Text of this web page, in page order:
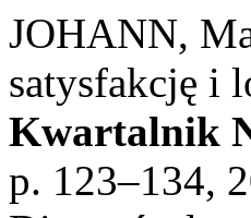
JOHANN,
satysfakcję i
Kwartalnik
p. 123–134,